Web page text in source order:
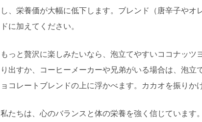
し、栄養価が大幅に低下します。ブレンド（唐辛子や
ドに加えてください。
もっと贅沢に楽しみたいなら、泡立てやすいココナッ
り出すか、コーヒーメーカーや兄弟がいる場合は、泡
ョコレートブレンドの上に浮かべます。カカオを振りか
私たちは、心のバランスと体の栄養を強く信じていま